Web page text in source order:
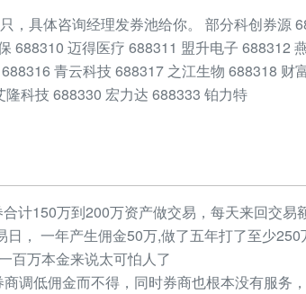
，具体咨询经理发券池给你。 部分科创券源
688310 迈得医疗 688311 盟升电子 688312
青云科技 688317 之江生物 688318 财
科技 688330 宏力达 688333 铂力特
计150万到200万资产做交易，每天来回交易
， 一年产生佣金50万,做了五年打了至少
百万本金来说太可怕人了
调低佣金而不得，同时券商也根本没有服务